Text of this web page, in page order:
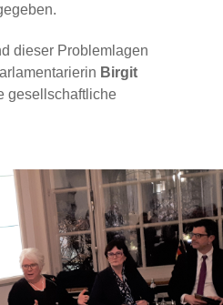
dieser Problemlagen
Birgit
gesellschaftliche